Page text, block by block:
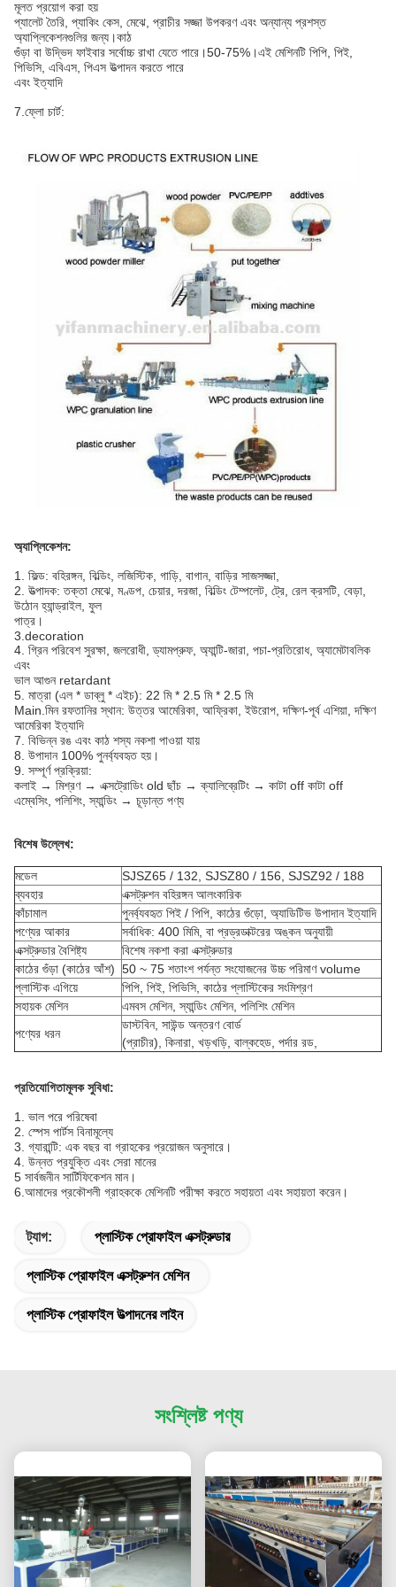
মূলত প্রয়োগ করা হয়
প্যালেট তৈরি, প্যাকিং কেস, মেঝে, প্রাচীর সজ্জা উপকরণ এবং অন্যান্য প্রশস্ত
অ্যাপ্লিকেশনগুলির জন্য।কাঠ
গুঁড়া বা উদ্ভিদ ফাইবার সর্বোচ্চ রাখা যেতে পারে।50-75%।এই মেশিনটি পিপি, পিই,
পিভিসি, এবিএস, পিএস উত্পাদন করতে পারে
এবং ইত্যাদি
7.ফ্লো চার্ট:
অ্যাপ্লিকেশন:
1. ফিল্ড: বহিরঙ্গন, বিল্ডিং, লজিস্টিক, গাড়ি, বাগান, বাড়ির সাজসজ্জা,
2. উত্পাদক: তক্তা মেঝে, মণ্ডপ, চেয়ার, দরজা, বিল্ডিং টেম্পলেট, ট্রে, রেল ক্রসটি, বেড়া,
উঠোন হ্যান্ড্রাইল, ফুল
পাত্র।
3.decoration
4. গ্রিন পরিবেশ সুরক্ষা, জলরোধী, ড্যামপ্রুফ, অ্যান্টি-জারা, পচা-প্রতিরোধ, অ্যামেটাবলিক
এবং
ভাল আগুন retardant
5. মাত্রা (এল * ডাব্লু * এইচ): 22 মি * 2.5 মি * 2.5 মি
Main.মিন রফতানির স্থান: উত্তর আমেরিকা, আফ্রিকা, ইউরোপ, দক্ষিণ-পূর্ব এশিয়া, দক্ষিণ
আমেরিকা ইত্যাদি
7. বিভিন্ন রঙ এবং কাঠ শস্য নকশা পাওয়া যায়
8. উপাদান 100% পুনর্ব্যবহৃত হয়।
9. সম্পূর্ণ প্রক্রিয়া:
কলাই → মিশ্রণ → এক্সট্রোডিং old ছাঁচ → ক্যালিব্রেটিং → কাটা off কাটা off
এম্বেসিং, পলিশিং, স্যান্ডিং → চূড়ান্ত পণ্য
বিশেষ উল্লেখ:
মডেল
SJSZ65 / 132, SJSZ80 / 156, SJSZ92 / 188
ব্যবহার
এক্সট্রুশন বহিরঙ্গন আলংকারিক
কাঁচামাল
পুনর্ব্যবহৃত পিই / পিপি, কাঠের গুঁড়ো, অ্যাডিটিভ উপাদান ইত্যাদি
পণ্যের আকার
সর্বাধিক: 400 মিমি, বা প্রড্রডাক্টরের অঙ্কন অনুযায়ী
এক্সট্রুডার বৈশিষ্ট্য
বিশেষ নকশা করা এক্সট্রুডার
কাঠের গুঁড়া (কাঠের আঁশ) 50 ~ 75 শতাংশ পর্যন্ত সংযোজনের উচ্চ পরিমাণ volume
প্লাস্টিক এগিয়ে
পিপি, পিই, পিভিসি, কাঠের প্লাস্টিকের সংমিশ্রণ
সহায়ক মেশিন
এমবস মেশিন, স্যান্ডিং মেশিন, পলিশিং মেশিন
পণ্যের ধরন
ডাস্টবিন, সাউন্ড অন্তরণ বোর্ড
(প্রাচীর), কিনারা, খড়খড়ি, বাল্কহেড, পর্দার রড,
প্রতিযোগিতামূলক সুবিধা:
1. ভাল পরে পরিষেবা
2. স্পেস পার্টস বিনামূল্যে
3. গ্যারান্টি: এক বছর বা গ্রাহকের প্রয়োজন অনুসারে।
4. উন্নত প্রযুক্তি এবং সেরা মানের
5 সার্বজনীন সার্টিফিকেশন মান।
6.আমাদের প্রকৌশলী গ্রাহককে মেশিনটি পরীক্ষা করতে সহায়তা এবং সহায়তা করেন।
ট্যাগ: প্লাস্টিক প্রোফাইল এক্সট্রুডার
প্লাস্টিক প্রোফাইল এক্সট্রুশন মেশিন
প্লাস্টিক প্রোফাইল উত্পাদনের লাইন
সংশ্লিষ্ট পণ্য